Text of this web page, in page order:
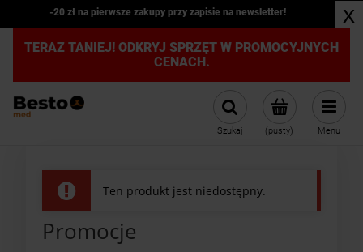
-20 zł na pierwsze zakupy przy zapisie na newsletter! x
TERAZ TANIEJ! ODKRYJ SPRZĘT W PROMOCYJNYCH
CENACH.
(pusty)
Szukaj Menu
Ten produkt jest niedostępny.
Promocje